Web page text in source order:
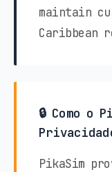
maintain
Caribbean
🔒 Como o
PikaSim